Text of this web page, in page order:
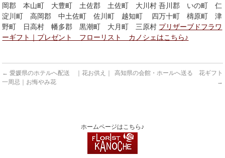
岡郡 本山町 大豊町 土佐郡 土佐町 大川村 吾川郡 いの町 仁
淀川町 高岡郡 中土佐町 佐川町 越知町 四万十町 檮原町 津
野町 日高村 幡多郡 黒潮町 大月町 三原村 プリザーブドフラワ
ーギフト｜プレゼント フローリスト カノシェはこちら♪
← 愛媛県のホテルへ配送 ｜花お供え｜
一周忌｜お悔やみ花
高知県の会館・ホールへ送る 花ギフト
→
ホームページはこちら♪